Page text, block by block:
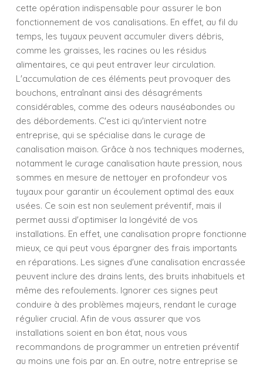
cette opération indispensable pour assurer le bon
fonctionnement de vos canalisations. En effet, au fil du
temps, les tuyaux peuvent accumuler divers débris,
comme les graisses, les racines ou les résidus
alimentaires, ce qui peut entraver leur circulation.
L'accumulation de ces éléments peut provoquer des
bouchons, entraînant ainsi des désagréments
considérables, comme des odeurs nauséabondes ou
des débordements. C'est ici qu'intervient notre
entreprise, qui se spécialise dans le curage de
canalisation maison. Grâce à nos techniques modernes,
notamment le curage canalisation haute pression, nous
sommes en mesure de nettoyer en profondeur vos
tuyaux pour garantir un écoulement optimal des eaux
usées. Ce soin est non seulement préventif, mais il
permet aussi d'optimiser la longévité de vos
installations. En effet, une canalisation propre fonctionne
mieux, ce qui peut vous épargner des frais importants
en réparations. Les signes d'une canalisation encrassée
peuvent inclure des drains lents, des bruits inhabituels et
même des refoulements. Ignorer ces signes peut
conduire à des problèmes majeurs, rendant le curage
régulier crucial. Afin de vous assurer que vos
installations soient en bon état, nous vous
recommandons de programmer un entretien préventif
au moins une fois par an. En outre, notre entreprise se